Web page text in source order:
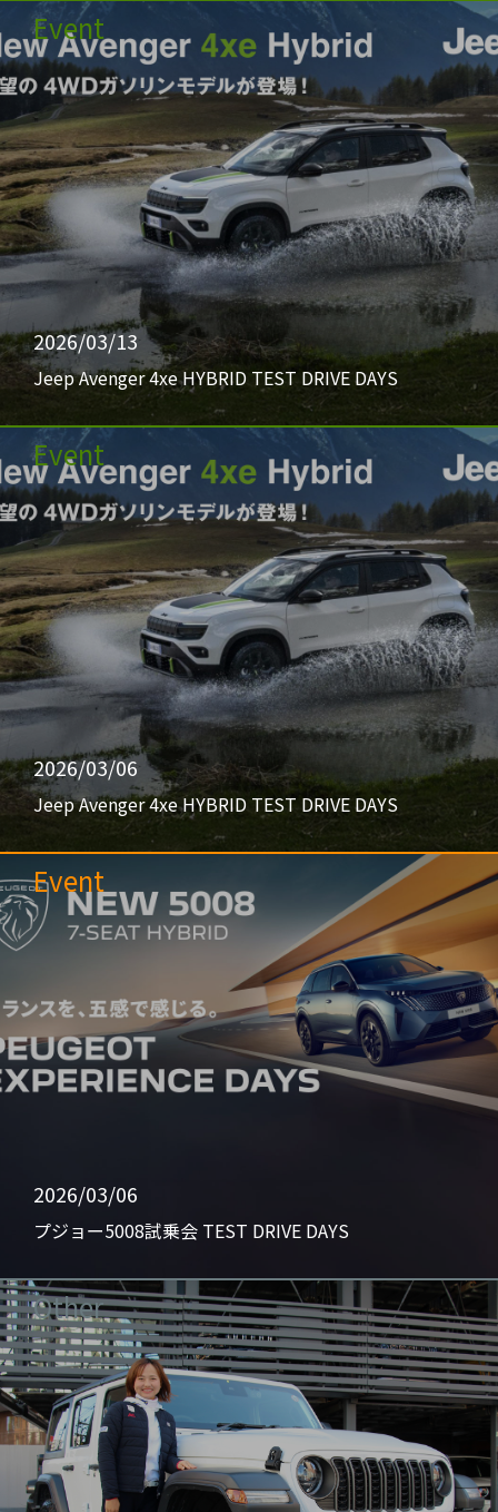
Event
2026/03/13
Jeep Avenger 4xe HYBRID TEST DRIVE DAYS
Event
2026/03/06
Jeep Avenger 4xe HYBRID TEST DRIVE DAYS
Event
2026/03/06
プジョー5008試乗会 TEST DRIVE DAYS
Other